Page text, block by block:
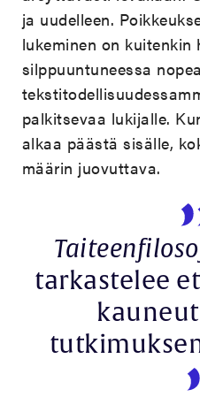
ja uudelleen.
lukeminen on kuitenkin
silppuuntuneessa
palkitsevaa lukijalle.
alkaa päästä sisälle,
määrin juovuttava.
tarkastelee